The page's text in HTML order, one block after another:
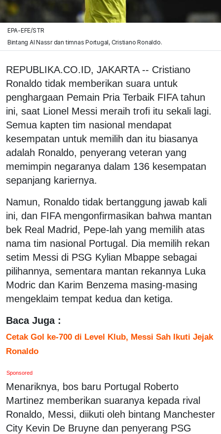
EPA-EFE/STR
Bintang Al Nassr dan timnas Portugal, Cristiano Ronaldo.
REPUBLIKA.CO.ID, JAKARTA -- Cristiano
Ronaldo tidak memberikan suara untuk
penghargaan Pemain Pria Terbaik FIFA tahun
ini, saat Lionel Messi meraih trofi itu sekali lagi.
Semua kapten tim nasional mendapat
kesempatan untuk memilih dan itu biasanya
adalah Ronaldo, penyerang veteran yang
memimpin negaranya dalam 136 kesempatan
sepanjang kariernya.
Namun, Ronaldo tidak bertanggung jawab kali
ini, dan FIFA mengonfirmasikan bahwa mantan
bek Real Madrid, Pepe-lah yang memilih atas
nama tim nasional Portugal. Dia memilih rekan
setim Messi di PSG Kylian Mbappe sebagai
pilihannya, sementara mantan rekannya Luka
Modric dan Karim Benzema masing-masing
mengeklaim tempat kedua dan ketiga.
Baca Juga :
Cetak Gol ke-700 di Level Klub, Messi Sah Ikuti Jejak
Ronaldo
Sponsored
Menariknya, bos baru Portugal Roberto
Martinez memberikan suaranya kepada rival
Ronaldo, Messi, diikuti oleh bintang Manchester
City Kevin De Bruyne dan penyerang PSG